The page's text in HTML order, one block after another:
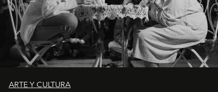
ARTE Y CULTURA